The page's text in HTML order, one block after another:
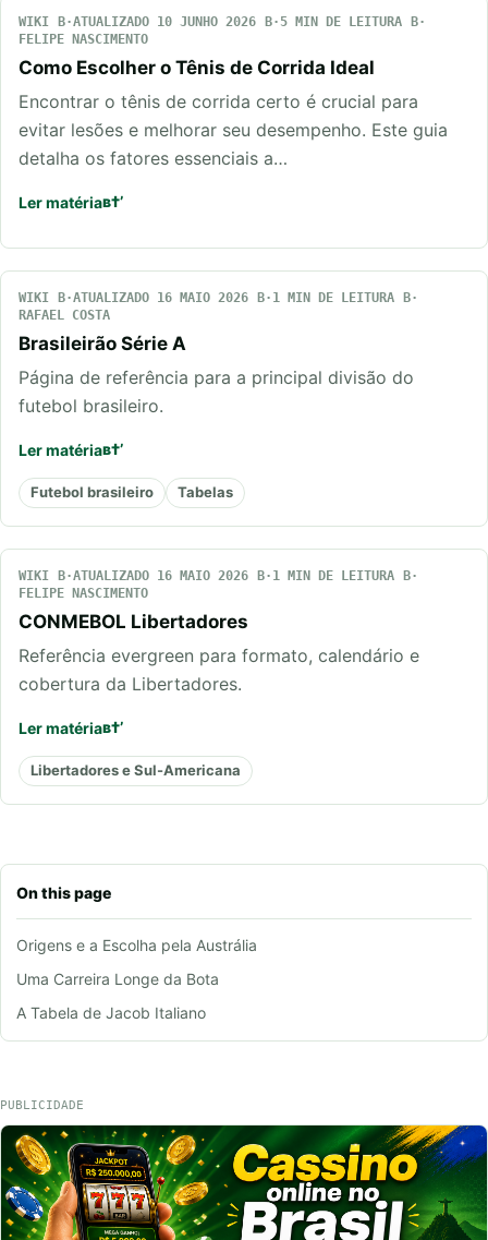
On this page
Origens e a Escolha pela Austrália
Uma Carreira Longe da Bota
A Tabela de Jacob Italiano
WIKI ATUALIZADO 10 JUNHO 2026
5 MIN DE LEITURA
FELIPE NASCIMENTO
Como Escolher o Tênis de Corrida Ideal
Encontrar o tênis de corrida certo é crucial para
evitar lesões e melhorar seu desempenho. Este guia
detalha os fatores essenciais a…
Ler matéria
WIKI ATUALIZADO 16 MAIO 2026
1 MIN DE LEITURA
RAFAEL COSTA
Brasileirão Série A
Página de referência para a principal divisão do
futebol brasileiro.
Ler matéria
Futebol brasileiro Tabelas
WIKI ATUALIZADO 16 MAIO 2026
1 MIN DE LEITURA
FELIPE NASCIMENTO
CONMEBOL Libertadores
Referência evergreen para formato, calendário e
cobertura da Libertadores.
Ler matéria
Libertadores e Sul-Americana
PUBLICIDADE